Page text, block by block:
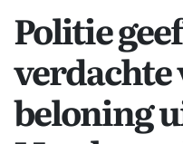
Politie
beloning